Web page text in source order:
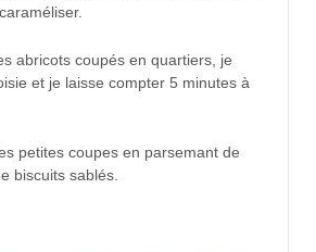
abricots coupés en quartiers, je
et je laisse compter 5 minutes à
petites coupes en parsemant de
biscuits sablés.